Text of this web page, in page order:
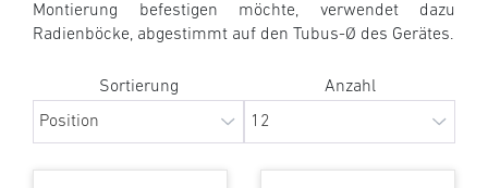
Montierung befestigen möchte, verwendet dazu
Radienböcke, abgestimmt auf den Tubus-Ø des Gerätes.
Sortierung Anzahl